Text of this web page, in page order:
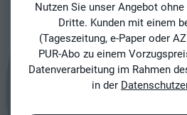
Nutzen Sie unser Angebot
Dritte. Kunden mit einem
(Tageszeitung, e-Paper oder
PUR-Abo zu einem
Datenverarbeitung im Rahmen
in der